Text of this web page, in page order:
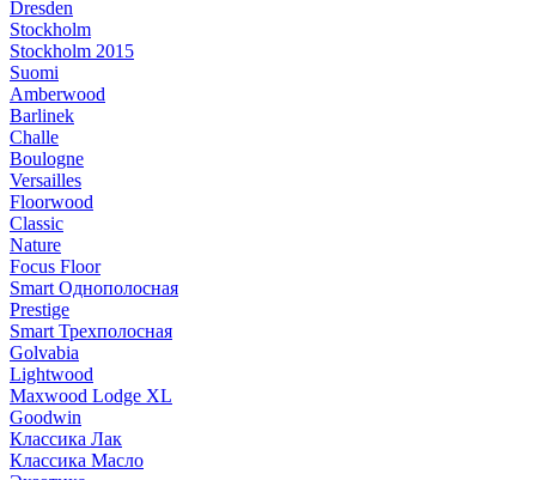
Dresden
Stockholm
Stockholm 2015
Suomi
Amberwood
Barlinek
Challe
Boulogne
Versailles
Floorwood
Classic
Nature
Focus Floor
Smart Однополосная
Prestige
Smart Трехполосная
Golvabia
Lightwood
Maxwood Lodge XL
Goodwin
Классика Лак
Классика Масло